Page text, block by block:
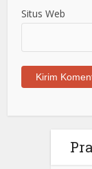
Situs Web